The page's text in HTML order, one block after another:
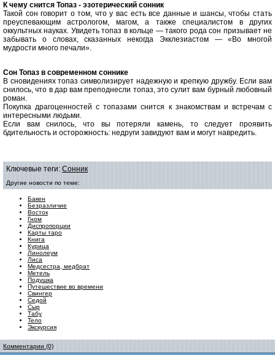
К чему снится Топаз - эзотерический сонник
Такой сон говорит о том, что у вас есть все данные и шансы, чтобы стать
преуспевающим астрологом, магом, а также специалистом в других
оккультных науках. Увидеть топаз в кольце — такого рода сон призывает не
забывать о словах, сказанных некогда Экклезиастом — «Во многой
мудрости много печали».
Сон Топаз в современном соннике
В сновидениях топаз символизирует надежную и крепкую дружбу. Если вам
снилось, что в дар вам преподнесли топаз, это сулит вам бурный любовный
роман.
Покупка драгоценностей с топазами снится к знакомствам и встречам с
интересными людьми.
Если вам снилось, что вы потеряли камень, то следует проявить
бдительность и осторожность: недруги завидуют вам и могут навредить.
Ключевые теги: Сонник
Другие новости по теме:
Бакен
Безразличие
Восток
Гном
Диспропорции
Карты таро
Книга
Курица
Линолеум
Лиса
Медсестра, медбрат
Метель
Подушка
Путешествие во времени
Свингер
Седой
Сыр
Табу
Тело
Экскурсия
Комментарии (0)